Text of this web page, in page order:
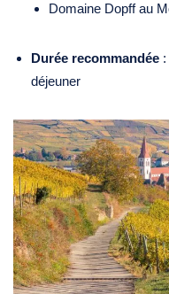
Domaine Dopff au
Durée recommandée
déjeuner